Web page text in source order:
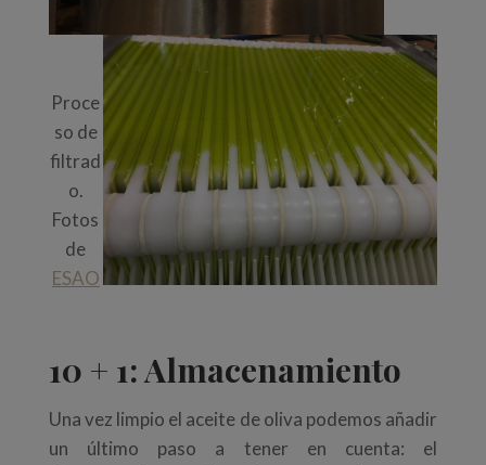
Proce
so de
filtrad
o.
Fotos
de
ESAO
10 + 1: Almacenamiento
Una vez limpio el aceite de oliva podemos añadir
un último paso a tener en cuenta: el